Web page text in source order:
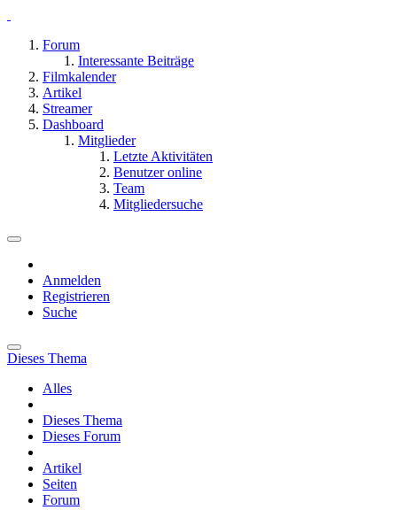
Forum
Interessante Beiträge
Filmkalender
Artikel
Streamer
Dashboard
Mitglieder
Letzte Aktivitäten
Benutzer online
Team
Mitgliedersuche
Anmelden
Registrieren
Suche
Dieses Thema
Alles
Dieses Thema
Dieses Forum
Artikel
Seiten
Forum